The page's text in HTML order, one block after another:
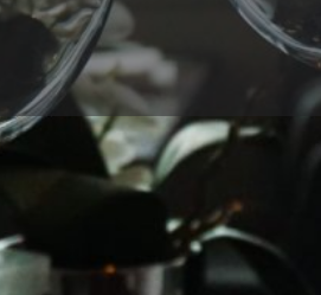
Opiniones
Informar